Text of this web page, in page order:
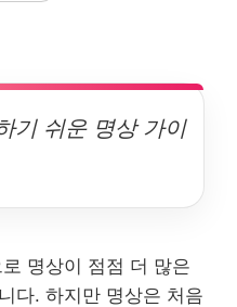
기 쉬운 명상 가이
명상이 점점 더 많은
다. 하지만 명상은 처음